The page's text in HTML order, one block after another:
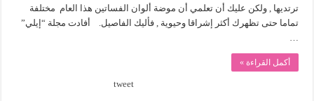
ترتديها , ولكن عليك أن تعلمي أن موضة ألوان الفساتين هذا العام مختلفة
تماما حتى تظهرك أكثر إشراقا وحيوية , فأليك الفاصيل. أفادت مجلة “إيلي”
أكمل القراءة »
tweet